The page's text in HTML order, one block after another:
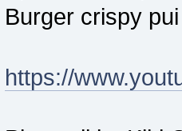
Burger crispy
https://